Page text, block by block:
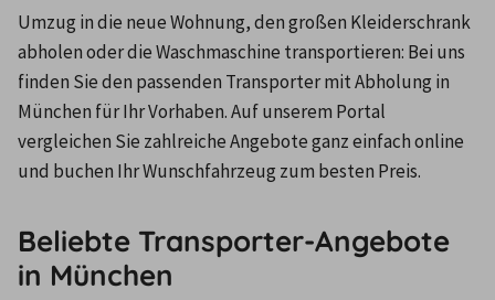
Umzug in die neue Wohnung, den großen Kleiderschrank
abholen oder die Waschmaschine transportieren: Bei uns
finden Sie den passenden Transporter mit Abholung in
München für Ihr Vorhaben. Auf unserem Portal
vergleichen Sie zahlreiche Angebote ganz einfach online
und buchen Ihr Wunschfahrzeug zum besten Preis.
Beliebte Transporter-Angebote
in München